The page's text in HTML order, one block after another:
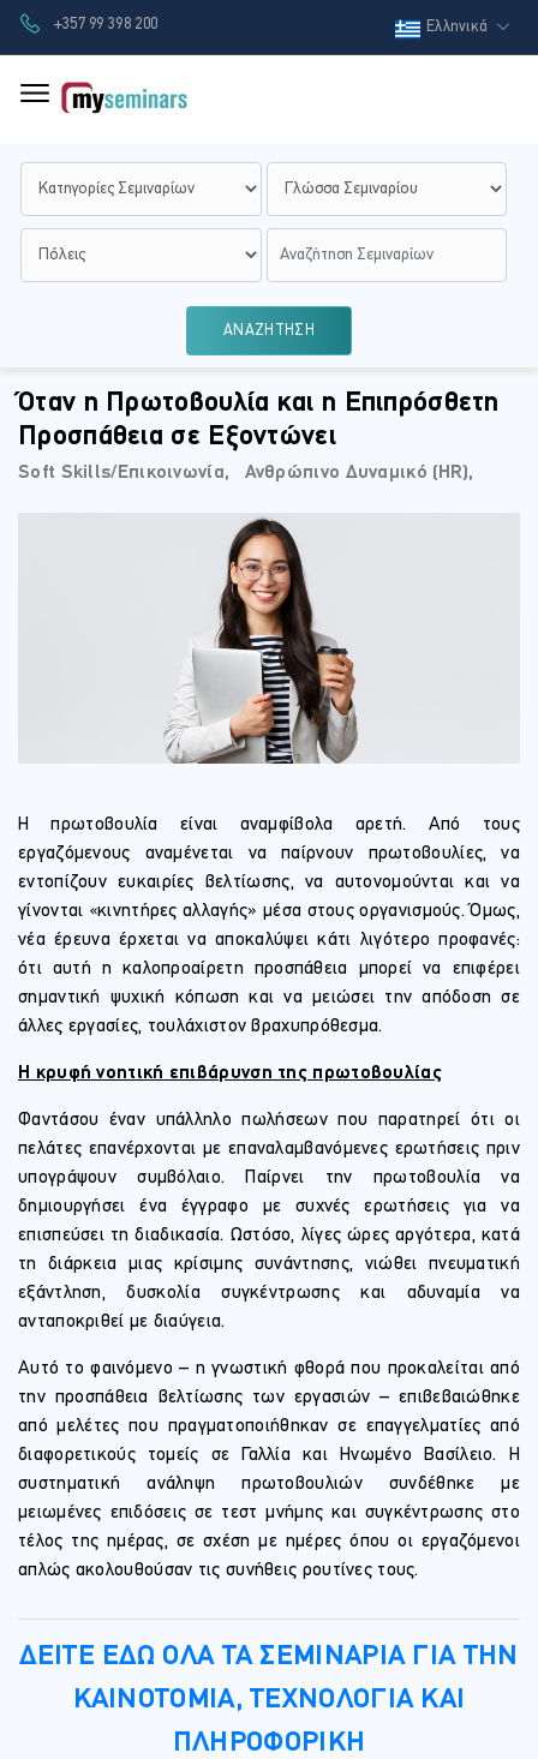
+357 99 398 200 Ελληνικά
ΑΝΑΖΗΤΗΣΗ
Όταν η Πρωτοβουλία και η Επιπρόσθετη
Προσπάθεια σε Εξοντώνει
Soft Skills/Επικοινωνία,⠀ Ανθρώπινο Δυναμικό (HR),⠀
Η πρωτοβουλία είναι αναμφίβολα αρετή. Από τους
εργαζόμενους αναμένεται να παίρνουν πρωτοβουλίες, να
εντοπίζουν ευκαιρίες βελτίωσης, να αυτονομούνται και να
γίνονται «κινητήρες αλλαγής» μέσα στους οργανισμούς. Όμως,
νέα έρευνα έρχεται να αποκαλύψει κάτι λιγότερο προφανές:
ότι αυτή η καλοπροαίρετη προσπάθεια μπορεί να επιφέρει
σημαντική ψυχική κόπωση και να μειώσει την απόδοση σε
άλλες εργασίες, τουλάχιστον βραχυπρόθεσμα.
Η κρυφή νοητική επιβάρυνση της πρωτοβουλίας
Φαντάσου έναν υπάλληλο πωλήσεων που παρατηρεί ότι οι
πελάτες επανέρχονται με επαναλαμβανόμενες ερωτήσεις πριν
υπογράψουν συμβόλαιο. Παίρνει την πρωτοβουλία να
δημιουργήσει ένα έγγραφο με συχνές ερωτήσεις για να
επισπεύσει τη διαδικασία. Ωστόσο, λίγες ώρες αργότερα, κατά
τη διάρκεια μιας κρίσιμης συνάντησης, νιώθει πνευματική
εξάντληση, δυσκολία συγκέντρωσης και αδυναμία να
ανταποκριθεί με διαύγεια.
Αυτό το φαινόμενο – η γνωστική φθορά που προκαλείται από
την προσπάθεια βελτίωσης των εργασιών – επιβεβαιώθηκε
από μελέτες που πραγματοποιήθηκαν σε επαγγελματίες από
διαφορετικούς τομείς σε Γαλλία και Ηνωμένο Βασίλειο. Η
συστηματική ανάληψη πρωτοβουλιών συνδέθηκε με
μειωμένες επιδόσεις σε τεστ μνήμης και συγκέντρωσης στο
τέλος της ημέρας, σε σχέση με ημέρες όπου οι εργαζόμενοι
απλώς ακολουθούσαν τις συνήθεις ρουτίνες τους.
ΔΕΙΤΕ ΕΔΩ ΟΛΑ ΤΑ ΣΕΜΙΝΑΡΙΑ ΓΙΑ ΤΗΝ
ΚΑΙΝΟΤΟΜΙΑ, ΤΕΧΝΟΛΟΓΙΑ ΚΑΙ
ΠΛΗΡΟΦΟΡΙΚΗ